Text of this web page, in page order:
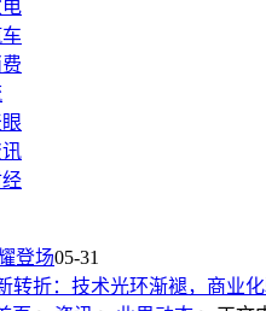
场05-31
测试AI吊坠，扩展产品线欲扭
洞百出：画个胡子、画张脸
舞：AI赋能生活 修补缺憾安
顶WorldArena榜首 世界模型
以智能调度之力，开启百度
转折：技术光环渐褪，商业